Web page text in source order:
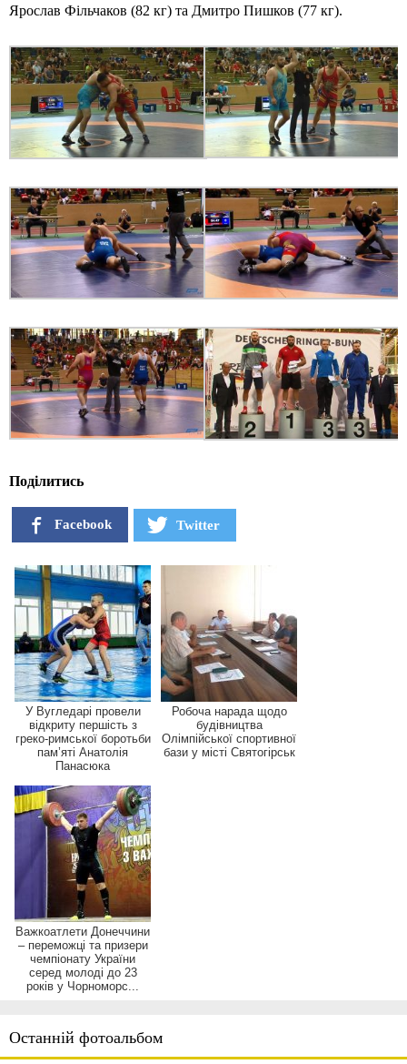
Останній фотоальбом
Ярослав Фільчаков (82 кг) та Дмитро Пишков (77 кг).
Поділитись
Facebook Twitter
У Вугледарі провели
відкриту першість з
греко-римської боротьби
пам’яті Анатолія
Панасюка
Робоча нарада щодо
будівництва
Олімпійської спортивної
бази у місті Святогірськ
Важкоатлети Донеччини
– переможці та призери
чемпіонату України
серед молоді до 23
років у Чорноморс...